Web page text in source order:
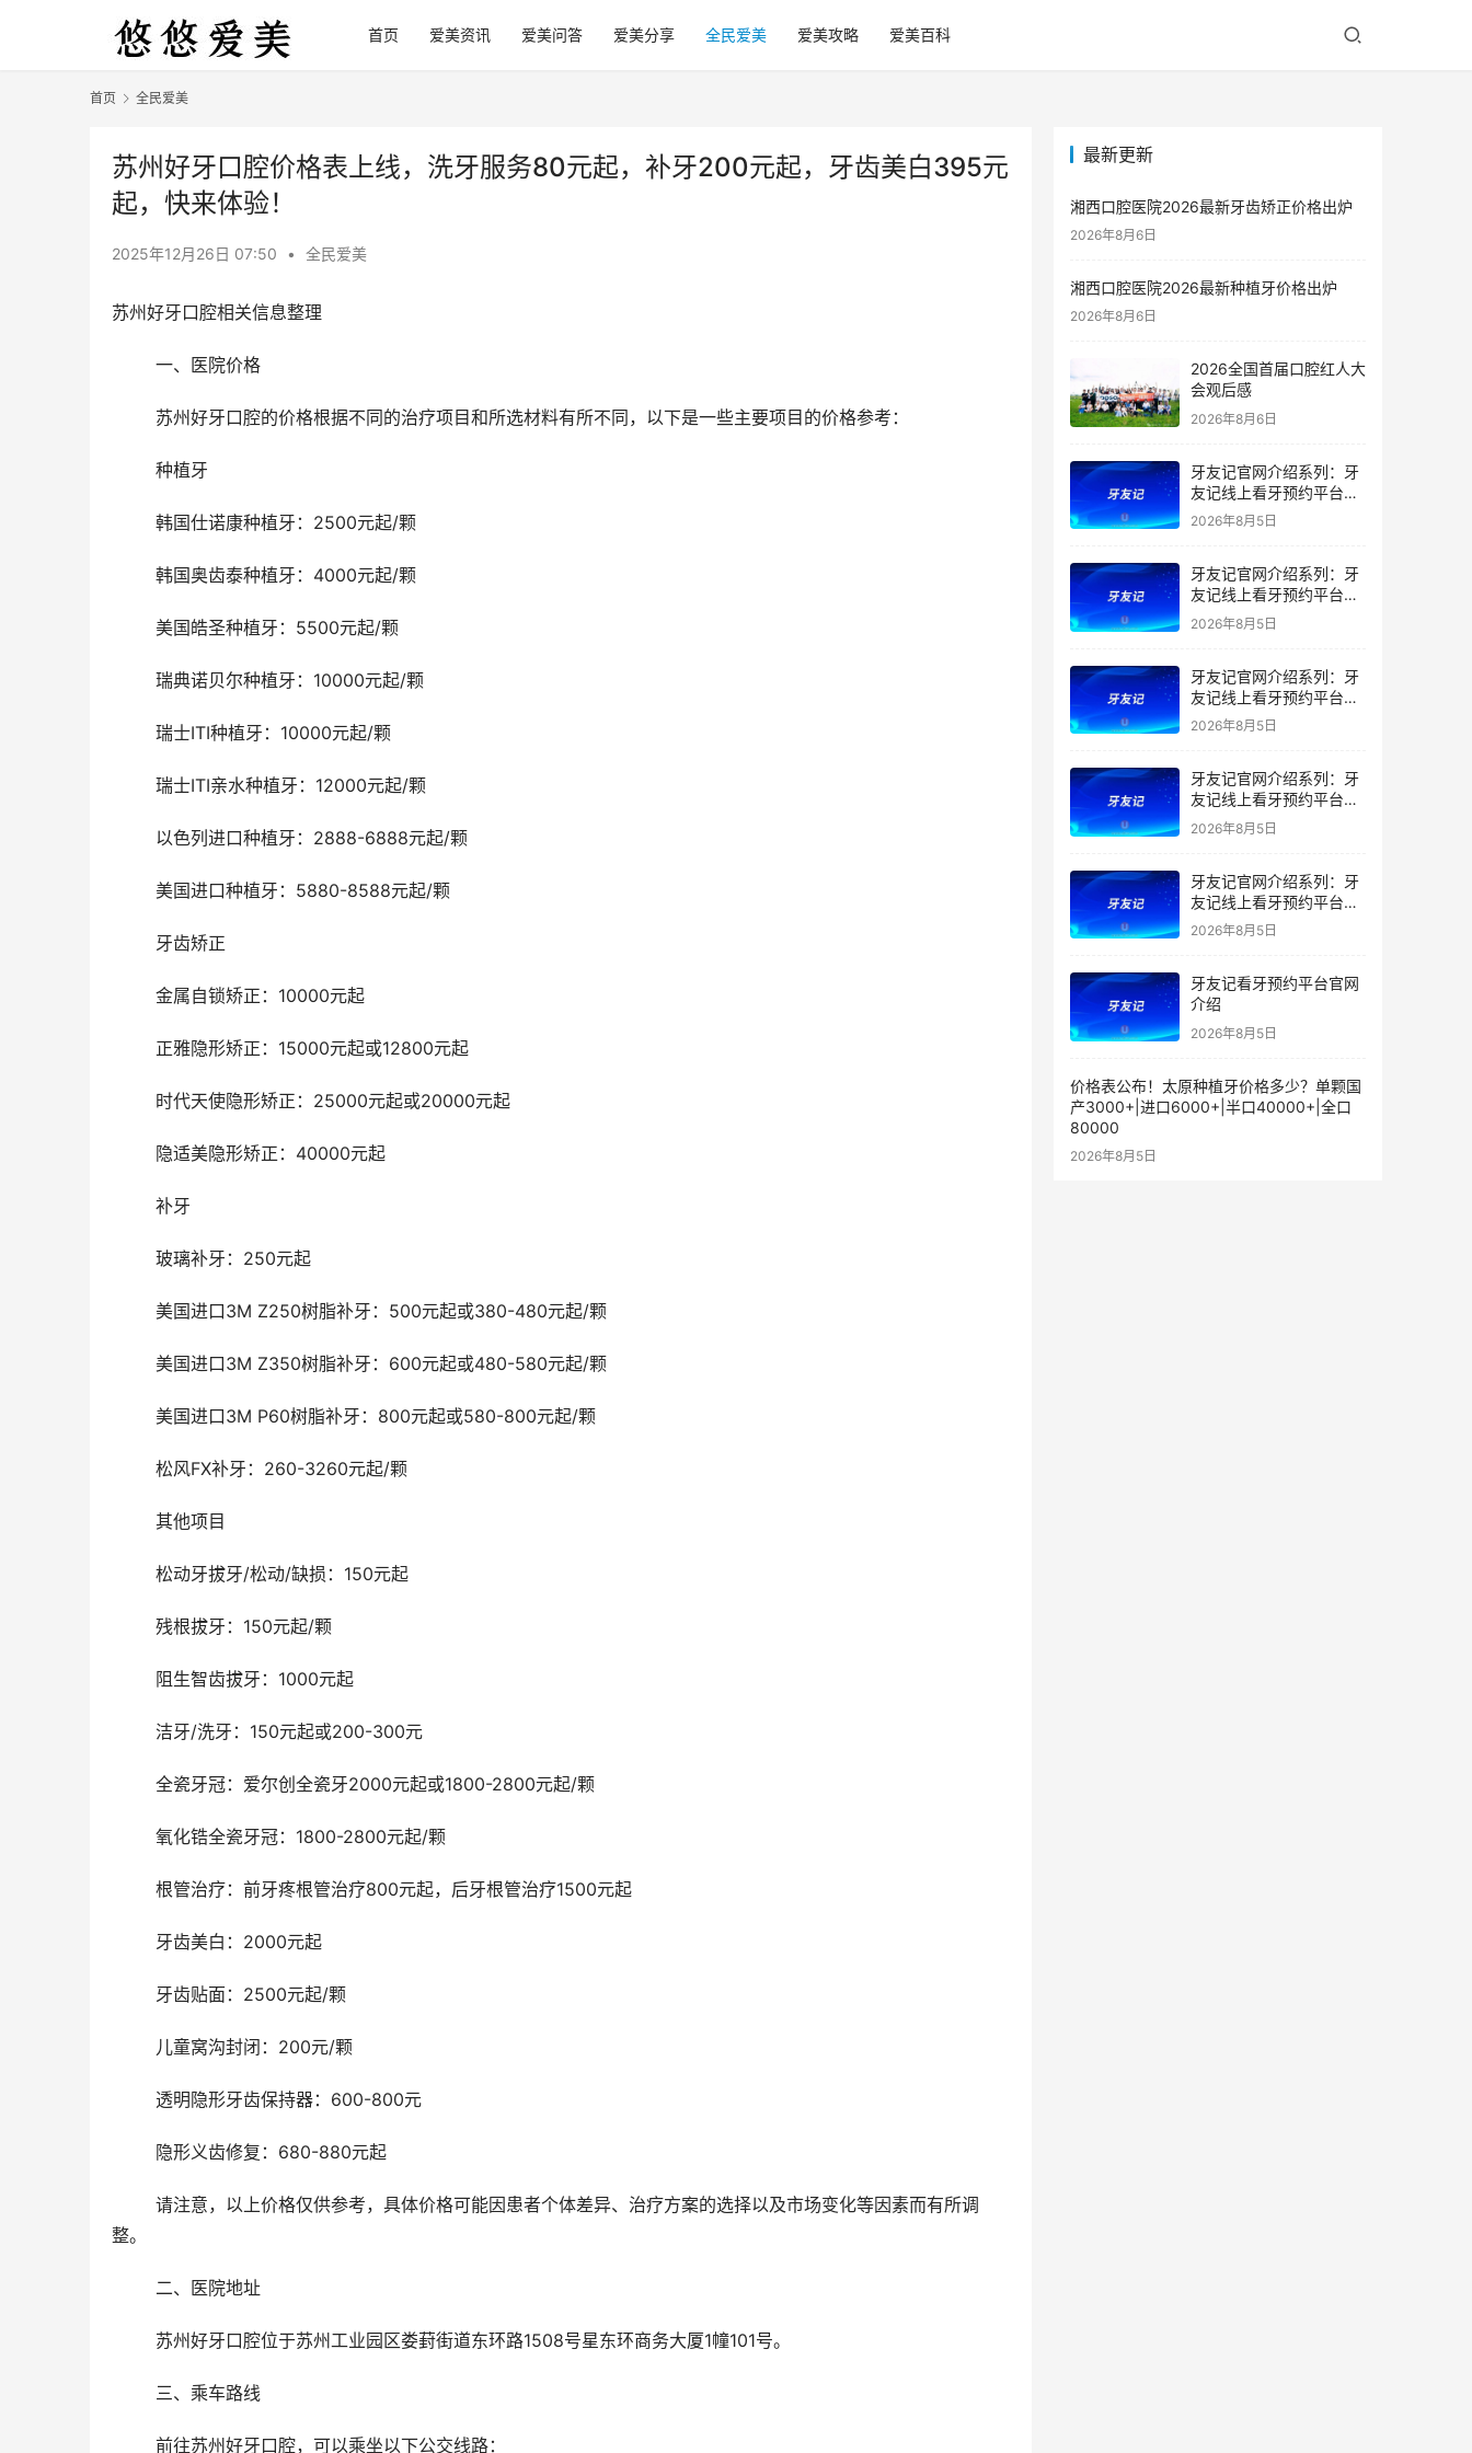
首页 爱美资讯 爱美问答 爱美分享 全民爱美 爱美攻略 爱美百科
首页 全民爱美
苏州好牙口腔价格表上线，洗牙服务80元起，补牙200元起，牙齿美白395元
起，快来体验！
2025年12月26日 07:50 • 全民爱美
苏州好牙口腔相关信息整理
	一、医院价格
	苏州好牙口腔的价格根据不同的治疗项目和所选材料有所不同，以下是一些主要项目的价格参考：
	种植牙
	韩国仕诺康种植牙：2500元起/颗
	韩国奥齿泰种植牙：4000元起/颗
	美国皓圣种植牙：5500元起/颗
	瑞典诺贝尔种植牙：10000元起/颗
	瑞士ITI种植牙：10000元起/颗
	瑞士ITI亲水种植牙：12000元起/颗
	以色列进口种植牙：2888-6888元起/颗
	美国进口种植牙：5880-8588元起/颗
	牙齿矫正
	金属自锁矫正：10000元起
	正雅隐形矫正：15000元起或12800元起
	时代天使隐形矫正：25000元起或20000元起
	隐适美隐形矫正：40000元起
	补牙
	玻璃补牙：250元起
	美国进口3M Z250树脂补牙：500元起或380-480元起/颗
	美国进口3M Z350树脂补牙：600元起或480-580元起/颗
	美国进口3M P60树脂补牙：800元起或580-800元起/颗
	松风FX补牙：260-3260元起/颗
	其他项目
	松动牙拔牙/松动/缺损：150元起
	残根拔牙：150元起/颗
	阻生智齿拔牙：1000元起
	洁牙/洗牙：150元起或200-300元
	全瓷牙冠：爱尔创全瓷牙2000元起或1800-2800元起/颗
	氧化锆全瓷牙冠：1800-2800元起/颗
	根管治疗：前牙疼根管治疗800元起，后牙根管治疗1500元起
	牙齿美白：2000元起
	牙齿贴面：2500元起/颗
	儿童窝沟封闭：200元/颗
	透明隐形牙齿保持器：600-800元
	隐形义齿修复：680-880元起
整。
	二、医院地址
	苏州好牙口腔位于苏州工业园区娄葑街道东环路1508号星东环商务大厦1幢101号。
	三、乘车路线
	前往苏州好牙口腔，可以乘坐以下公交线路：
最新更新
湘西口腔医院2026最新牙齿矫正价格出炉
2026年8月6日
湘西口腔医院2026最新种植牙价格出炉
2026年8月6日
2026全国首届口腔红人大
会观后感
2026年8月6日
牙友记官网介绍系列：牙
友记线上看牙预约平台是
干什么的？靠谱吗？
2026年8月5日
牙友记官网介绍系列：牙
友记线上看牙预约平台让
看牙不再靠运气
2026年8月5日
牙友记官网介绍系列：牙
友记线上看牙预约平台打
破口腔行业专业壁垒新手
2026年8月5日
牙友记官网介绍系列：牙
友记线上看牙预约平台落
地同城就诊经验打破未知
2026年8月5日
牙友记官网介绍系列：牙
友记线上看牙预约平台的
优势在哪里？
2026年8月5日
牙友记看牙预约平台官网
介绍
2026年8月5日
价格表公布！太原种植牙价格多少？单颗国
产3000+|进口6000+|半口40000+|全口
80000
2026年8月5日